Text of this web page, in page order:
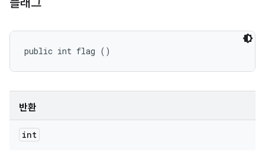
플래그
public int flag ()
반환
int